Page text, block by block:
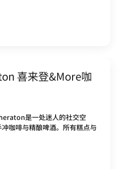
喜来登&More咖
是一处迷人的社交空
咖啡与精酿啤酒。所有糕点与